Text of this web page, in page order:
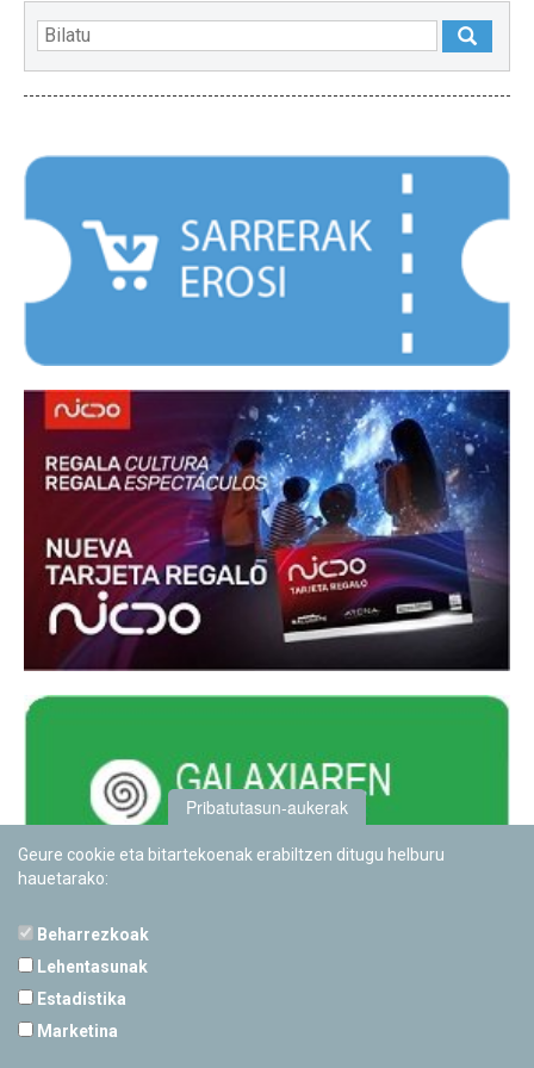
Pribatutasun-aukerak
Geure cookie eta bitartekoenak erabiltzen ditugu helburu
hauetarako:
Beharrezkoak
Lehentasunak
Estadistika
Marketina